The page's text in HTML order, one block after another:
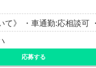
て》 ・車通勤:応相談
応募する